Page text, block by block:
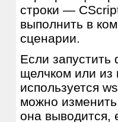
строки —
выполнить в
сценарии.
Если
щелчком или из
используется
можно
она выводится,